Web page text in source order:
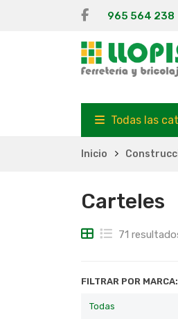
965 564 238
Todas las
Inicio
Carteles
71
FILTRAR POR MARCA: